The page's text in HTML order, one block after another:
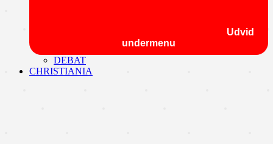
Udvid
undermenu
DEBAT
CHRISTIANIA